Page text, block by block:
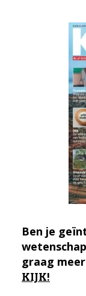
Ben je
graag
KIJK!